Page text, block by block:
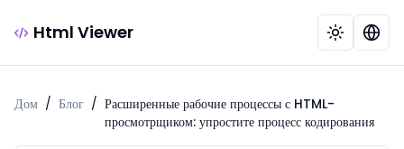
Html Viewer
Дом / Блог / Расширенные рабочие процессы с HTML-
просмотрщиком: упростите процесс кодирования